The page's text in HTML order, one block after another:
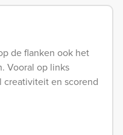
de flanken ook het
Vooral op links
en scorend